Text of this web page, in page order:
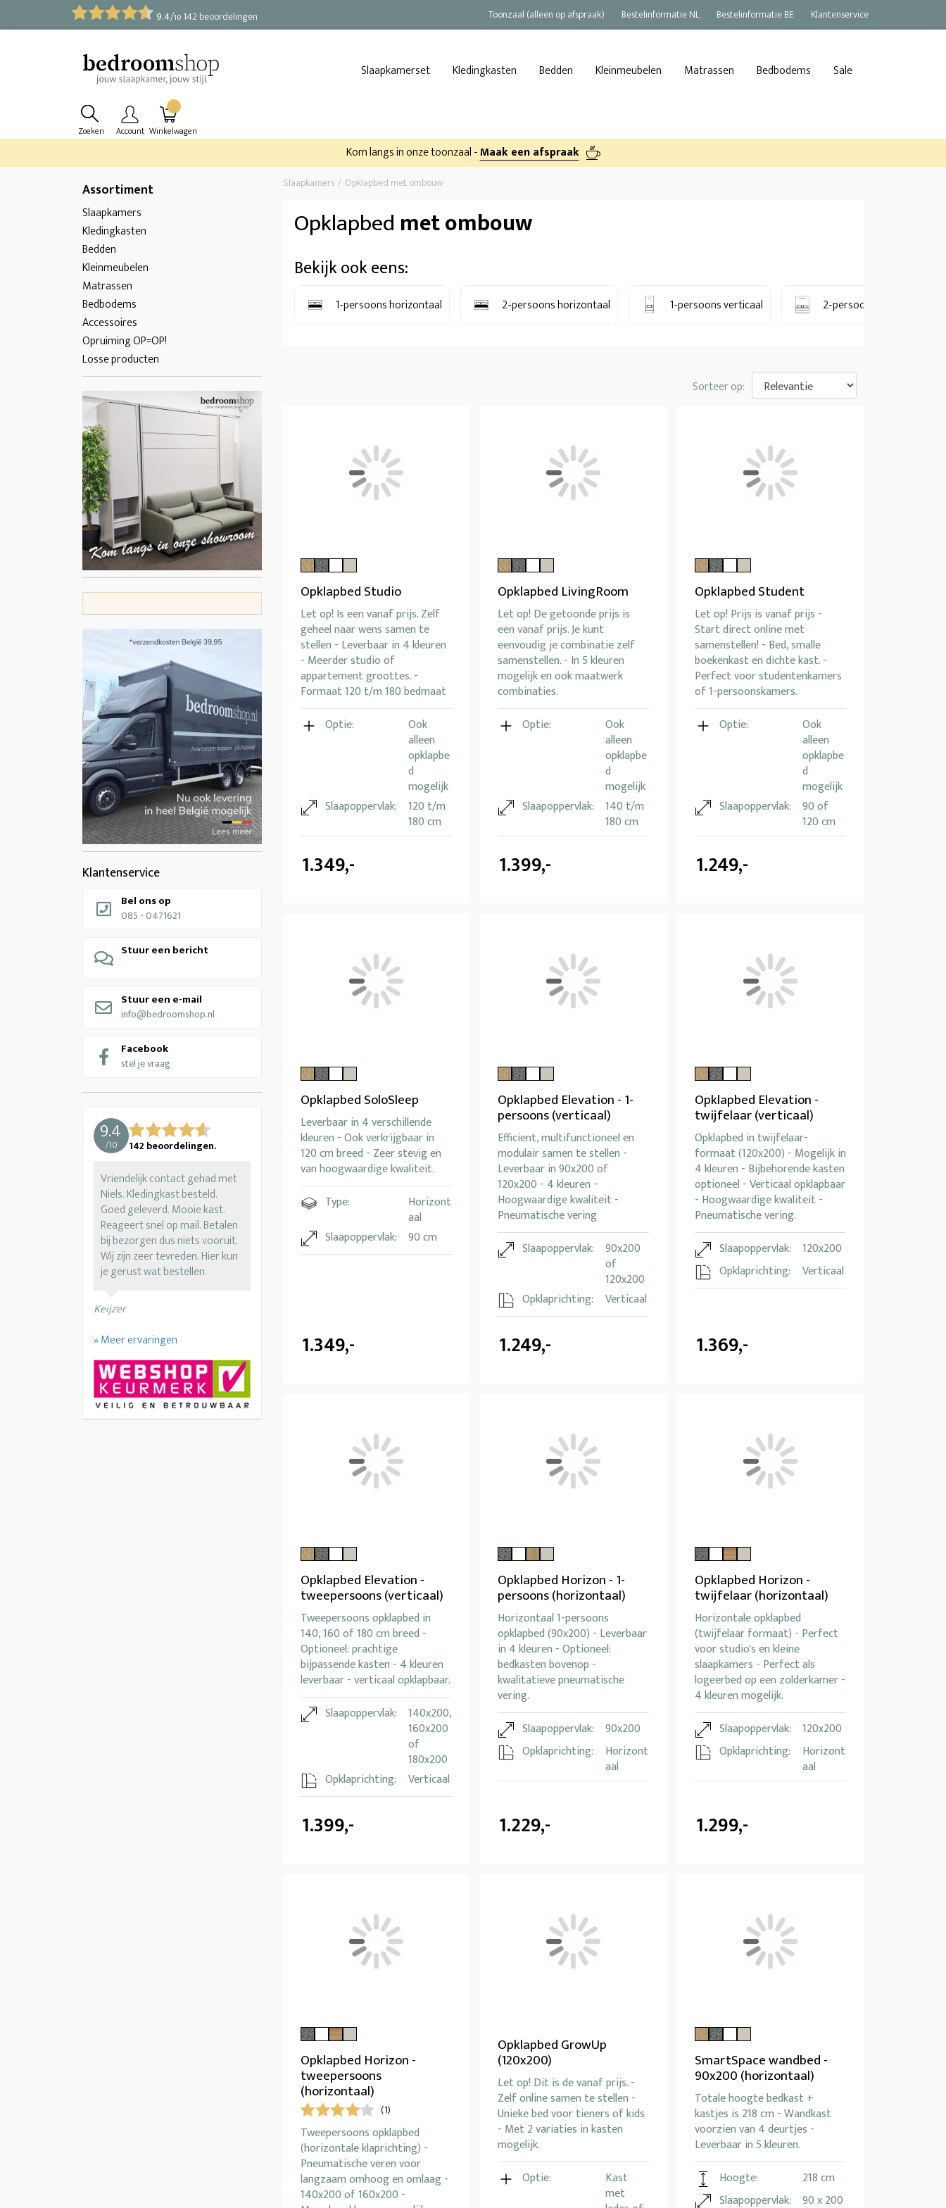
9.4/10 142 beoordelingen Toonzaal (alleen op afspraak) Bestelinformatie NL Bestelinformatie BE Klantenservice
Slaapkamerset Kledingkasten Bedden Kleinmeubelen Matrassen Bedbodems Sale
Zoeken Account Winkelwagen
Kom langs in onze toonzaal -Maak een afspraak
Assortiment
Slaapkamers
Kledingkasten
Bedden
Kleinmeubelen
Matrassen
Bedbodems
Accessoires
Opruiming OP=OP!
Losse producten
Klantenservice
Bel ons op
085 - 0471621
Stuur een bericht
Stuur een e-mail
info@bedroomshop.nl
Facebook
stel je vraag
9.4
/10 142 beoordelingen.
Vriendelijk contact gehad met
Niels. Kledingkast besteld.
Goed geleverd. Mooie kast.
Reageert snel op mail. Betalen
bij bezorgen dus niets vooruit.
Wij zijn zeer tevreden. Hier kun
je gerust wat bestellen.
Keijzer
» Meer ervaringen
Slaapkamers Opklapbed met ombouw
Opklapbed met ombouw
Bekijk ook eens:
1-persoons horizontaal 2-persoons horizontaal 1-persoons verticaal 2-persoons verticaal
Sorteer op:
Opklapbed Studio
Let op! Is een vanaf prijs. Zelf
geheel naar wens samen te
stellen - Leverbaar in 4 kleuren
- Meerder studio of
appartement groottes. -
Formaat 120 t/m 180 bedmaat
Optie:
Ook
alleen
opklapbe
d
mogelijk
Slaapoppervlak:
120 t/m
180 cm
1.349,-
Opklapbed LivingRoom
Let op! De getoonde prijs is
een vanaf prijs. Je kunt
eenvoudig je combinatie zelf
samenstellen. - In 5 kleuren
mogelijk en ook maatwerk
combinaties.
Optie:
Ook
alleen
opklapbe
d
mogelijk
Slaapoppervlak:
140 t/m
180 cm
1.399,-
Opklapbed Student
Let op! Prijs is vanaf prijs -
Start direct online met
samenstellen! - Bed, smalle
boekenkast en dichte kast. -
Perfect voor studentenkamers
of 1-persoonskamers.
Optie:
Ook
alleen
opklapbe
d
mogelijk
Slaapoppervlak:
90 of
120 cm
1.249,-
Opklapbed SoloSleep
Leverbaar in 4 verschillende
kleuren - Ook verkrijgbaar in
120 cm breed - Zeer stevig en
van hoogwaardige kwaliteit.
Type:
Horizont
aal
Slaapoppervlak:
90 cm
1.349,-
Opklapbed Elevation - 1-
persoons (verticaal)
Efficient, multifunctioneel en
modulair samen te stellen -
Leverbaar in 90x200 of
120x200 - 4 kleuren -
Hoogwaardige kwaliteit -
Pneumatische vering
Slaapoppervlak:
90x200
of
120x200
Opklaprichting:
Verticaal
1.249,-
Opklapbed Elevation -
twijfelaar (verticaal)
Opklapbed in twijfelaar-
formaat (120x200) - Mogelijk in
4 kleuren - Bijbehorende kasten
optioneel - Verticaal opklapbaar
- Hoogwaardige kwaliteit -
Pneumatische vering.
Slaapoppervlak:
120x200
Opklaprichting:
Verticaal
1.369,-
Opklapbed Elevation -
tweepersoons (verticaal)
Tweepersoons opklapbed in
140, 160 of 180 cm breed -
Optioneel: prachtige
bijpassende kasten - 4 kleuren
leverbaar - verticaal opklapbaar.
Slaapoppervlak:
140x200,
160x200
of
180x200
Opklaprichting:
Verticaal
1.399,-
Opklapbed Horizon - 1-
persoons (horizontaal)
Horizontaal 1-persoons
opklapbed (90x200) - Leverbaar
in 4 kleuren - Optioneel:
bedkasten bovenop -
kwalitatieve pneumatische
vering.
Slaapoppervlak:
90x200
Opklaprichting:
Horizont
aal
1.229,-
Opklapbed Horizon -
twijfelaar (horizontaal)
Horizontale opklapbed
(twijfelaar formaat) - Perfect
voor studio's en kleine
slaapkamers - Perfect als
logeerbed op een zolderkamer -
4 kleuren mogelijk.
Slaapoppervlak:
120x200
Opklaprichting:
Horizont
aal
1.299,-
Opklapbed Horizon -
tweepersoons
(horizontaal)
(1)
Tweepersoons opklapbed
(horizontale klaprichting) -
Pneumatische veren voor
langzaam omhoog en omlaag -
140x200 of 160x200 -
Opklapbed GrowUp
(120x200)
Let op! Dit is de vanaf prijs. -
Zelf online samen te stellen -
Unieke bed voor tieners of kids
- Met 2 variaties in kasten
mogelijk.
Optie:
Kast
met
SmartSpace wandbed -
90x200 (horizontaal)
Totale hoogte bedkast +
kastjes is 218 cm - Wandkast
voorzien van 4 deurtjes -
Leverbaar in 5 kleuren.
Hoogte:
218 cm
Slaapoppervlak:
90 x 200